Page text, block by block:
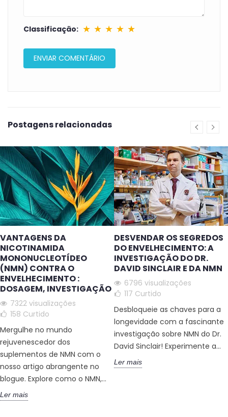
Classificação: ★ ★ ★ ★ ★
Postagens relacionadas
VANTAGENS DA
NICOTINAMIDA
MONONUCLEOTÍDEO
(NMN) CONTRA O
ENVELHECIMENTO :
DOSAGEM, INVESTIGAÇÃO
7322 visualizações
158 Curtido
Mergulhe no mundo
rejuvenescedor dos
suplementos de NMN com o
nosso artigo abrangente no
blogue. Explore como o NMN,...
Ler mais
DESVENDAR OS SEGREDOS
DO ENVELHECIMENTO: A
INVESTIGAÇÃO DO DR.
DAVID SINCLAIR E DA NMN
6796 visualizações
117 Curtido
Desbloqueie as chaves para a
longevidade com a fascinante
investigação sobre NMN do Dr.
David Sinclair! Experimente a...
Ler mais